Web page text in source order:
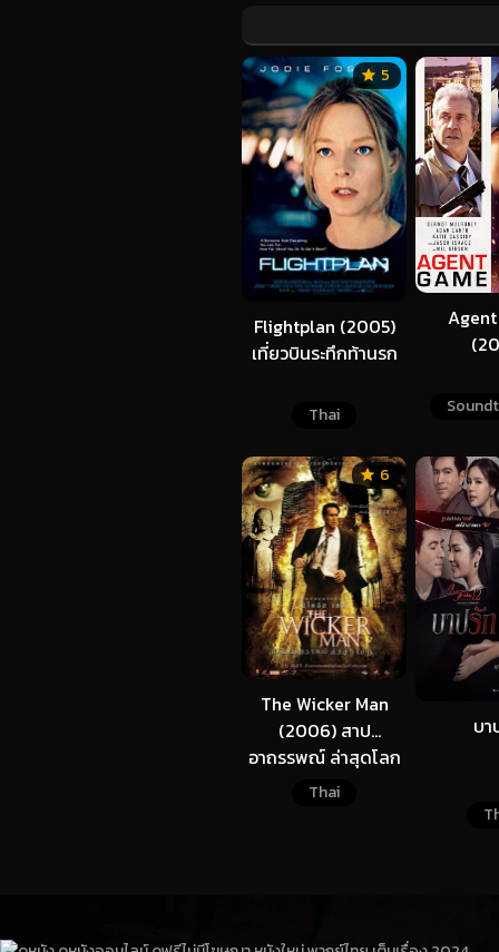
Flightplan (2005)
เที่ยวบินระทึกท้านรก
Thai
5
The Wicker Man
(2006) สาป
อาถรรพณ์ ล่าสุดโลก
Thai
6
บา